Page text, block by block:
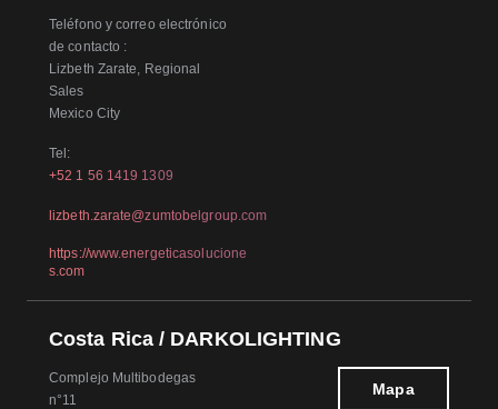
Teléfono y correo electrónico
de contacto :
Lizbeth Zarate, Regional
Sales
Mexico City
Tel:
+52 1 56 1419 1309
lizbeth.zarate@zumtobelgroup.com
https://www.energeticasolucione
s.com
Costa Rica / DARKOLIGHTING
Complejo Multibodegas
n°11
Mapa